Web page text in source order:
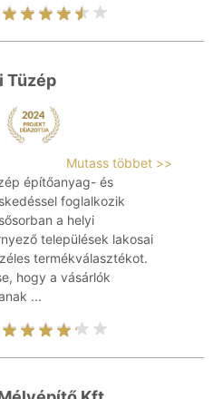
Tüzép
Mutass többet >>
építőanyag- és
foglalkozik
a helyi
települések lakosai
termékválasztékot.
hogy a vásárlók
...